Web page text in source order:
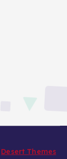
Desert Themes